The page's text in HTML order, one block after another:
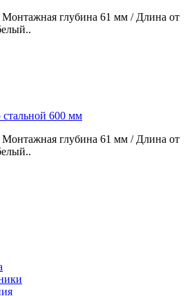
глубина 61 мм / Длина от
600 мм
глубина 61 мм / Длина от